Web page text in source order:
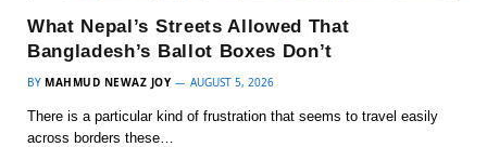
What Nepal’s Streets Allowed That
Bangladesh’s Ballot Boxes Don’t
BY MAHMUD NEWAZ JOY AUGUST 5, 2026
There is a particular kind of frustration that seems to travel easily
across borders these…